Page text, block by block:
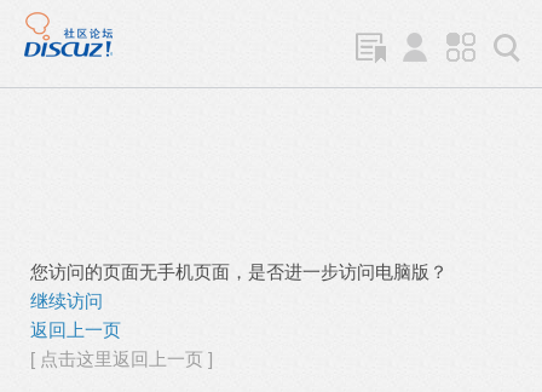
您访问的页面无手机页面，是否进一步访问电脑版？
继续访问
返回上一页
[ 点击这里返回上一页 ]